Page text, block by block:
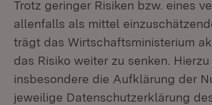
Trotz geringer Risiken bzw. eines
allenfalls als mittel
trägt das Wirtschaftsministerium
das Risiko weiter zu senken.
insbesondere die Aufklärung der
jeweilige Datenschutzerklärung